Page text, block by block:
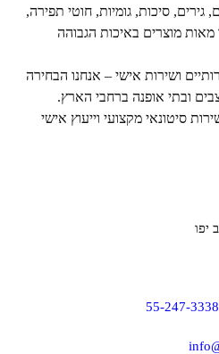
סיכות, גומיות, חוטי תפירה,
מוצרים באיכות הגבוהה
ושירות אישי – אנחנו הבחירה
ובתי אופנה ברחבי הארץ.
סיטונאי מקצועי וייעוץ אישי